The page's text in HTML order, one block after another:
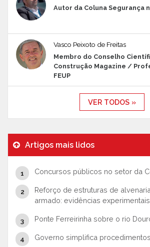
Autor da Coluna Segurança
Vasco Peixoto de Freitas
Membro do Conselho
Construção Magazine /
FEUP
VER TODOS »
Artigos mais lidos
Concursos públicos no setor da
Reforço de estruturas de
armado: evidências experimentais
Ponte Ferreirinha sobre o rio
Governo simplifica